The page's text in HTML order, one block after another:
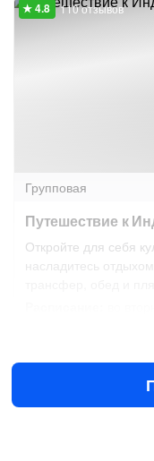
110 отзывов
Групповая
Путешествие к
Откройте для себя
насладитесь
$89за человека